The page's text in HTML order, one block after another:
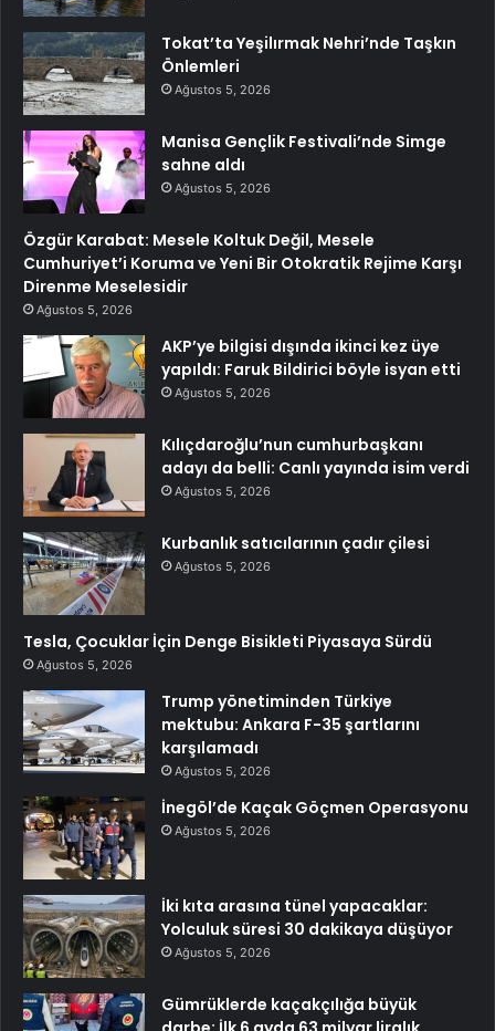
Tokat’ta Yeşilırmak Nehri’nde Taşkın
Önlemleri
Ağustos 5, 2026
Manisa Gençlik Festivali’nde Simge
sahne aldı
Ağustos 5, 2026
Özgür Karabat: Mesele Koltuk Değil, Mesele
Cumhuriyet’i Koruma ve Yeni Bir Otokratik Rejime Karşı
Direnme Meselesidir
Ağustos 5, 2026
AKP’ye bilgisi dışında ikinci kez üye
yapıldı: Faruk Bildirici böyle isyan etti
Ağustos 5, 2026
Kılıçdaroğlu’nun cumhurbaşkanı
adayı da belli: Canlı yayında isim verdi
Ağustos 5, 2026
Kurbanlık satıcılarının çadır çilesi
Ağustos 5, 2026
Tesla, Çocuklar İçin Denge Bisikleti Piyasaya Sürdü
Ağustos 5, 2026
Trump yönetiminden Türkiye
mektubu: Ankara F-35 şartlarını
karşılamadı
Ağustos 5, 2026
İnegöl’de Kaçak Göçmen Operasyonu
Ağustos 5, 2026
İki kıta arasına tünel yapacaklar:
Yolculuk süresi 30 dakikaya düşüyor
Ağustos 5, 2026
Gümrüklerde kaçakçılığa büyük